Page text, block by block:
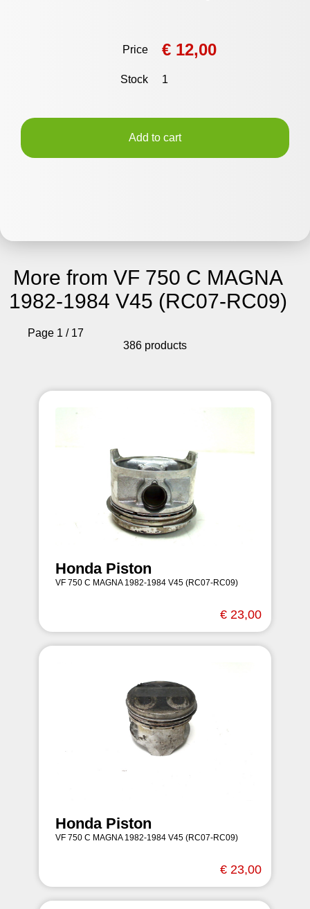
Price € 12,00
Stock 1
Add to cart
More from VF 750 C MAGNA
1982-1984 V45 (RC07-RC09)
Page 1 / 17
386 products
Honda Piston
VF 750 C MAGNA 1982-1984 V45 (RC07-RC09)
€ 23,00
Honda Piston
VF 750 C MAGNA 1982-1984 V45 (RC07-RC09)
€ 23,00